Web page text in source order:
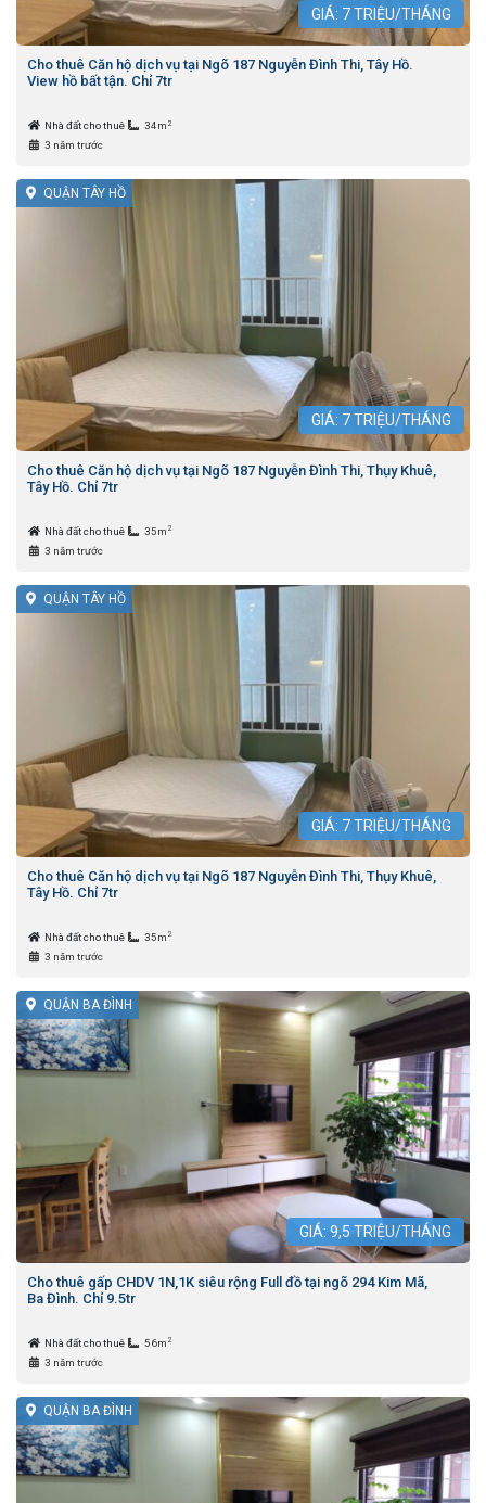
GIÁ: 7TRIỆU/THÁNG
Cho thuê Căn hộ dịch vụ tại Ngõ 187 Nguyễn Đình Thi, Tây Hồ.
View hồ bất tận. Chỉ 7tr
Nhà đất cho thuê 34m 2
3 năm trước
QUẬN TÂY HỒ
GIÁ: 7TRIỆU/THÁNG
Cho thuê Căn hộ dịch vụ tại Ngõ 187 Nguyễn Đình Thi, Thụy Khuê,
Tây Hồ. Chỉ 7tr
Nhà đất cho thuê 35m 2
3 năm trước
QUẬN TÂY HỒ
GIÁ: 7TRIỆU/THÁNG
Cho thuê Căn hộ dịch vụ tại Ngõ 187 Nguyễn Đình Thi, Thụy Khuê,
Tây Hồ. Chỉ 7tr
Nhà đất cho thuê 35m 2
3 năm trước
QUẬN BA ĐÌNH
GIÁ: 9,5 TRIỆU/THÁNG
Cho thuê gấp CHDV 1N,1K siêu rộng Full đồ tại ngõ 294 Kim Mã,
Ba Đình. Chỉ 9.5tr
Nhà đất cho thuê 56m 2
3 năm trước
QUẬN BA ĐÌNH